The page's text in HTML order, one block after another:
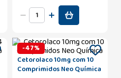
-47%
Cetorolaco 10mg com 10
Comprimidos Neo Química